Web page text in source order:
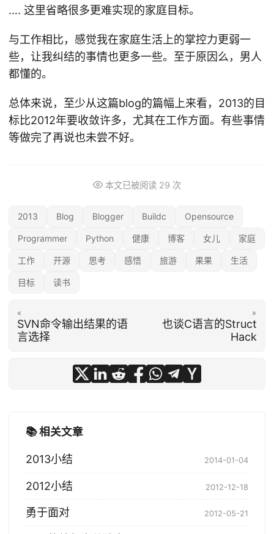
…. 这里省略很多更难实现的家庭目标。
与工作相比，感觉我在家庭生活上的掌控力更弱一
些，让我纠结的事情也更多一些。至于原因么，男人
都懂的。
总体来说，至少从这篇blog的篇幅上来看，2013的目
标比2012年要收敛许多，尤其在工作方面。有些事情
等做完了再说也未尝不好。
本文已被阅读 29 次
2013 Blog Blogger Buildc Opensource
Programmer Python 健康 博客 女儿 家庭
工作 开源 思考 感悟 旅游 果果 生活
目标 读书
«
SVN命令输出结果的语
言选择
»
也谈C语言的Struct
Hack
📚 相关文章
2013小结 2014-01-04
2012小结 2012-12-18
勇于面对 2012-05-21